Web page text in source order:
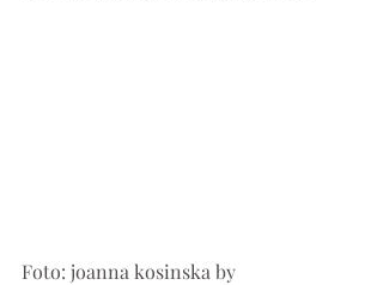
Foto: joanna kosinska by